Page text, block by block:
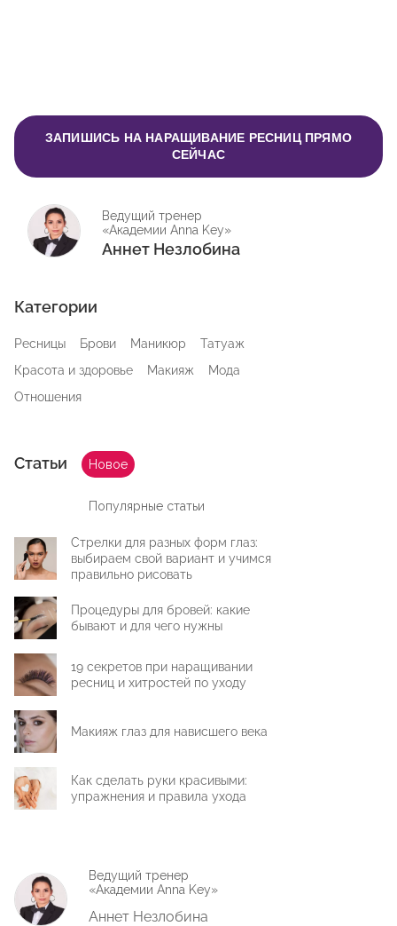
ЗАПИШИСЬ НА НАРАЩИВАНИЕ РЕСНИЦ ПРЯМО
СЕЙЧАС
Ведущий тренер
«Академии Anna Key»
Аннет Незлобина
Категории
Ресницы Брови Маникюр
Татуаж
Красота и здоровье
Макияж
Мода
Отношения
Статьи Новое
Популярные статьи
Стрелки для разных форм глаз:
выбираем свой вариант и учимся
правильно рисовать
Процедуры для бровей: какие
бывают и для чего нужны
19 секретов при наращивании
ресниц и хитростей по уходу
Макияж глаз для нависшего века
Как сделать руки красивыми:
упражнения и правила ухода
Ведущий тренер
«Академии Anna Key»
Аннет Незлобина